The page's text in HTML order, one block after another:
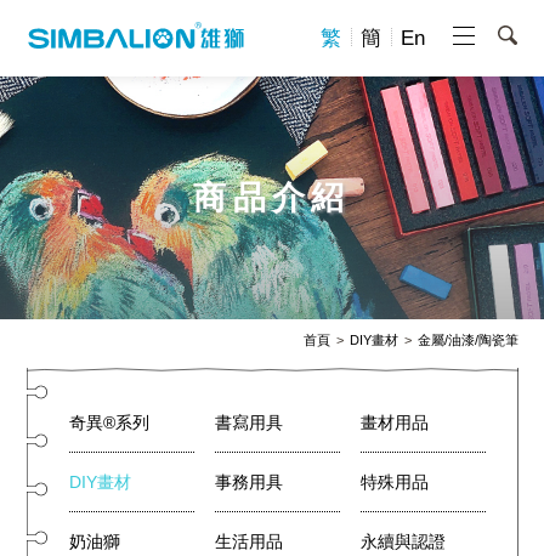
繁 簡 En
商品介紹
首頁 DIY畫材 金屬/油漆/陶瓷筆
奇異®系列 書寫用具 畫材用品
DIY畫材 事務用具 特殊用品
奶油獅 生活用品 永續與認證